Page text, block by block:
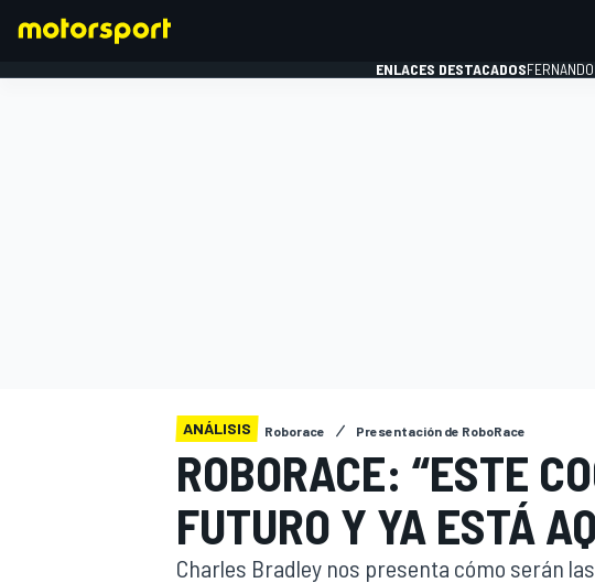
ENLACES DESTACADOS
ANÁLISIS Roborace Presentación de RoboRace
ROBORACE: “ESTE
FUTURO Y YA ESTÁ
Charles Bradley nos presenta cómo serán